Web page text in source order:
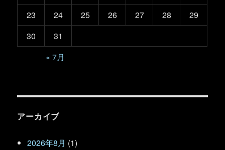
23
24 25 26 27 28
29
30
31
« 7月
アーカイブ
2026年8月 (1)